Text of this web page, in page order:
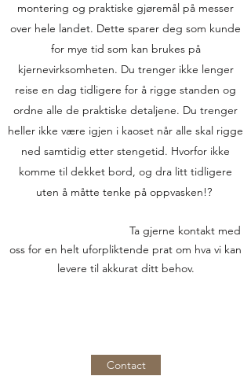
montering og praktiske gjøremål på messer
over hele landet. Dette sparer deg som kunde
for mye tid som kan brukes på
kjernevirksomheten. Du trenger ikke lenger
reise en dag tidligere for å rigge standen og
ordne alle de praktiske detaljene. Du trenger
heller ikke være igjen i kaoset når alle skal rigge
ned samtidig etter stengetid. Hvorfor ikke
komme til dekket bord, og dra litt tidligere
uten å måtte tenke på oppvasken!?
Ta gjerne kontakt med
oss for en helt uforpliktende prat om hva vi kan
levere til akkurat ditt behov.
Contact